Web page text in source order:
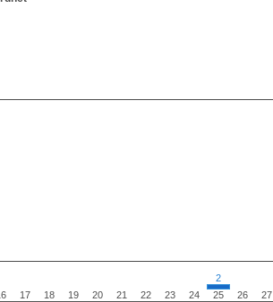
17 18 19 20 21 22 23 24
2
25
26 27